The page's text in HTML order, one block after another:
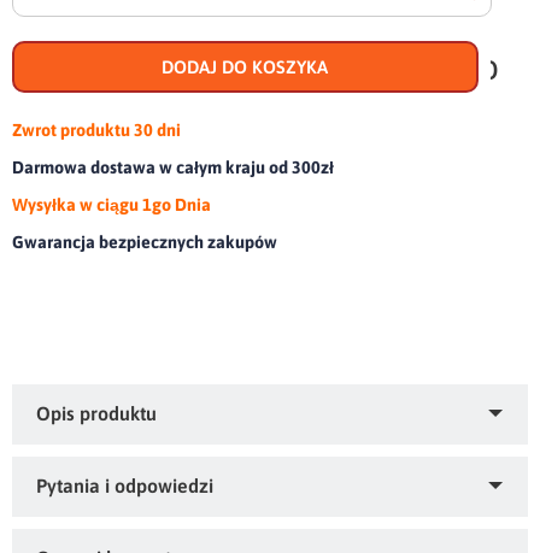
DODAJ DO KOSZYKA
do
Zwrot produktu30 dni
Darmowa dostawa w całym kraju od 300zł
Wysyłka w ciągu 1go Dnia
Gwarancja bezpiecznych zakupów
Gramatura: 250 GSM GSM, Skład: 100% poliester